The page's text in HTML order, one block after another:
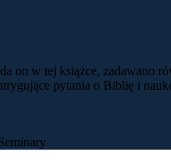
w tej książce, zadawano
pytania o Biblię i